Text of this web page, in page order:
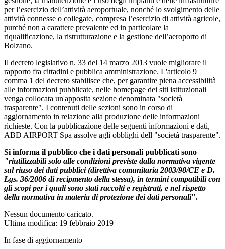
per l’esercizio dell’attività aeroportuale, nonché lo svolgimento delle
attività connesse o collegate, compresa l’esercizio di attività agricole,
purché non a carattere prevalente ed in particolare la
riqualificazione, la ristrutturazione e la gestione dell’aeroporto di
Bolzano.
Il decreto legislativo n. 33 del 14 marzo 2013 vuole migliorare il
rapporto fra cittadini e pubblica amministrazione. L'articolo 9
comma 1 del decreto stabilisce che, per garantire piena accessibilità
alle informazioni pubblicate, nelle homepage dei siti istituzionali
venga collocata un'apposita sezione denominata "società
trasparente". I contenuti delle sezioni sono in corso di
aggiornamento in relazione alla produzione delle informazioni
richieste. Con la pubblicazione delle seguenti informazioni e dati,
ABD AIRPORT Spa assolve agli obblighi dell "società trasparente".
Si informa il pubblico che i dati personali pubblicati sono
"riutilizzabili solo alle condizioni previste dalla normativa vigente
sul riuso dei dati pubblici (direttiva comunitaria 2003/98/CE e D.
Lgs. 36/2006 di recipmento della stessa), in termini compatibili con
gli scopi per i quali sono stati raccolti e registrati, e nel rispetto
della normativa in materia di protezione dei dati personali".
Nessun documento caricato.
Ultima modifica: 19 febbraio 2019
In fase di aggiornamento